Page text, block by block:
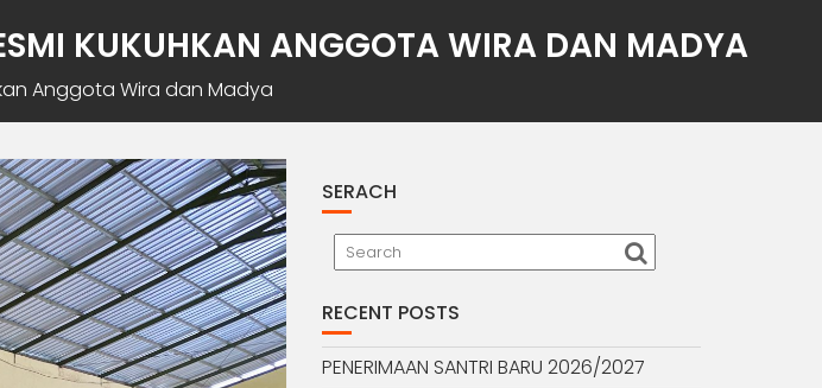
KUKUHKAN ANGGOTA WIRA DAN MADYA
Anggota Wira dan Madya
SERACH
RECENT POSTS
PENERIMAAN SANTRI BARU 2026/2027